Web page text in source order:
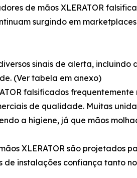
de mãos XLERATOR
surgindo em
sinais de alerta,
(Ver tabela em anexo)
falsificados
de qualidade. Muitas
a higiene, já que mãos
XLERATOR são
de instalações confiança tanto